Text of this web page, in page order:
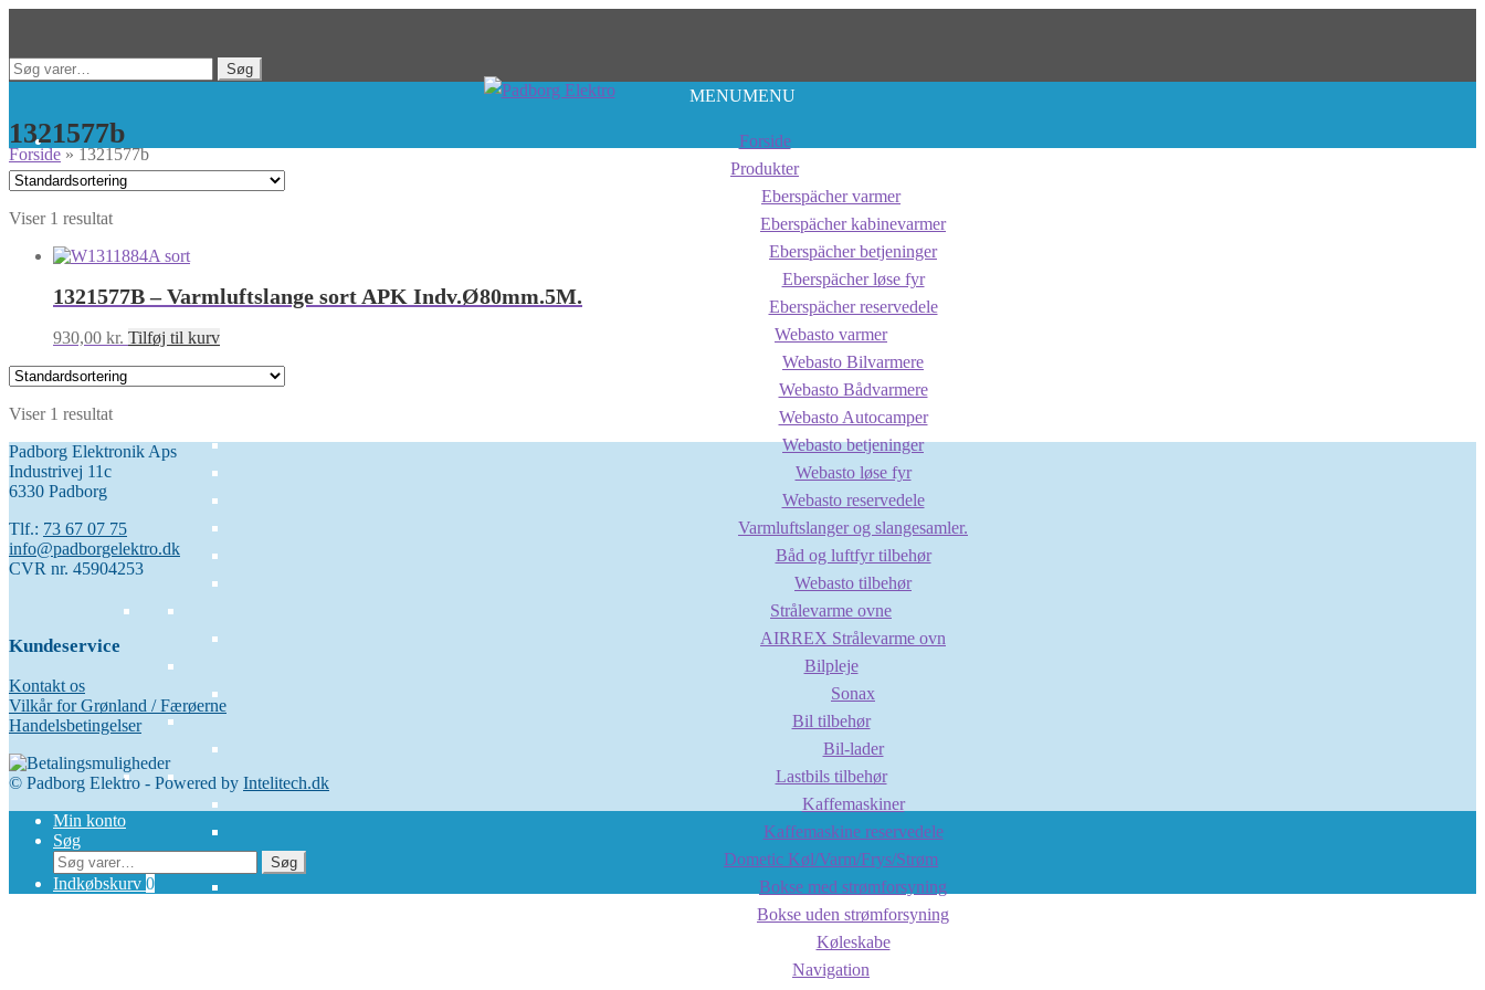
Spring
navigation
Spring
indhold
Søg
Søg
MENUMENU
Forside
Produkter
Eberspächer varmer
Eberspächer kabinevarmer
Eberspächer betjeninger
Eberspächer løse fyr
Eberspächer reservedele
Webasto varmer
Webasto Bilvarmere
Webasto Bådvarmere
Webasto Autocamper
Webasto betjeninger
Webasto løse fyr
Webasto reservedele
Varmluftslanger og slangesamler.
Båd og luftfyr tilbehør
Webasto tilbehør
Strålevarme ovne
AIRREX Strålevarme ovn
Bilpleje
Sonax
Bil tilbehør
Bil-lader
Lastbils tilbehør
Kaffemaskiner
Kaffemaskine reservedele
Dometic Køl/Varm/Frys/Strøm
Bokse med strømforsyning
Bokse uden strømforsyning
Køleskabe
Navigation
Forside»1321577b
1321577b
Viser 1 resultat
1321577B – Varmluftslange sort APK Indv.Ø80mm.5M.
930,00 kr. Tilføj til kurv
Viser 1 resultat
Padborg Elektronik Aps
Industrivej 11c
6330 Padborg
Tlf.: 73 67 07 75
info@padborgelektro.dk
CVR nr. 45904253
Kundeservice
Kontakt os
Vilkår for Grønland / Færøerne
Handelsbetingelser
© Padborg Elektro - Powered by Intelitech.dk
Min konto
Søg
Søg
efter:
Søg
Indkøbskurv 0